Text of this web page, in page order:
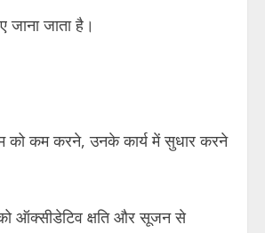
जाता है।
को कम करने, उनके कार्य में सुधार करने
को ऑक्सीडेटिव क्षति और सूजन से